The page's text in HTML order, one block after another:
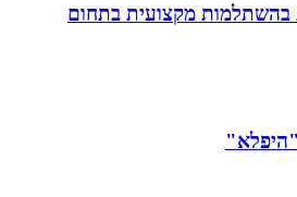
בהשתלמות מקצועית בתחום
"היפלא"